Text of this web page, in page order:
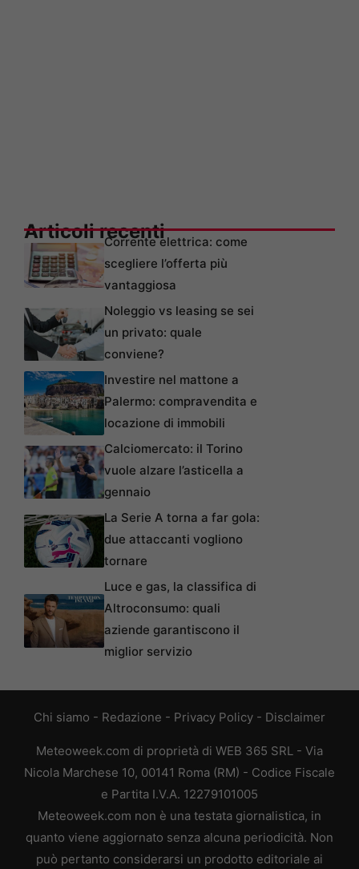
Articoli recentiCorrente elettrica: come
scegliere l’offerta più
vantaggiosa
Noleggio vs leasing se sei
un privato: quale
conviene?
Investire nel mattone a
Palermo: compravendita e
locazione di immobili
Calciomercato: il Torino
vuole alzare l’asticella a
gennaio
La Serie A torna a far gola:
due attaccanti vogliono
tornare
Luce e gas, la classifica di
Altroconsumo: quali
aziende garantiscono il
miglior servizio
Chi siamo - Redazione - Privacy Policy - Disclaimer
Meteoweek.com di proprietà di WEB 365 SRL - Via
Nicola Marchese 10, 00141 Roma (RM) - Codice Fiscale
e Partita I.V.A. 12279101005
Meteoweek.com non è una testata giornalistica, in
quanto viene aggiornato senza alcuna periodicità. Non
può pertanto considerarsi un prodotto editoriale ai